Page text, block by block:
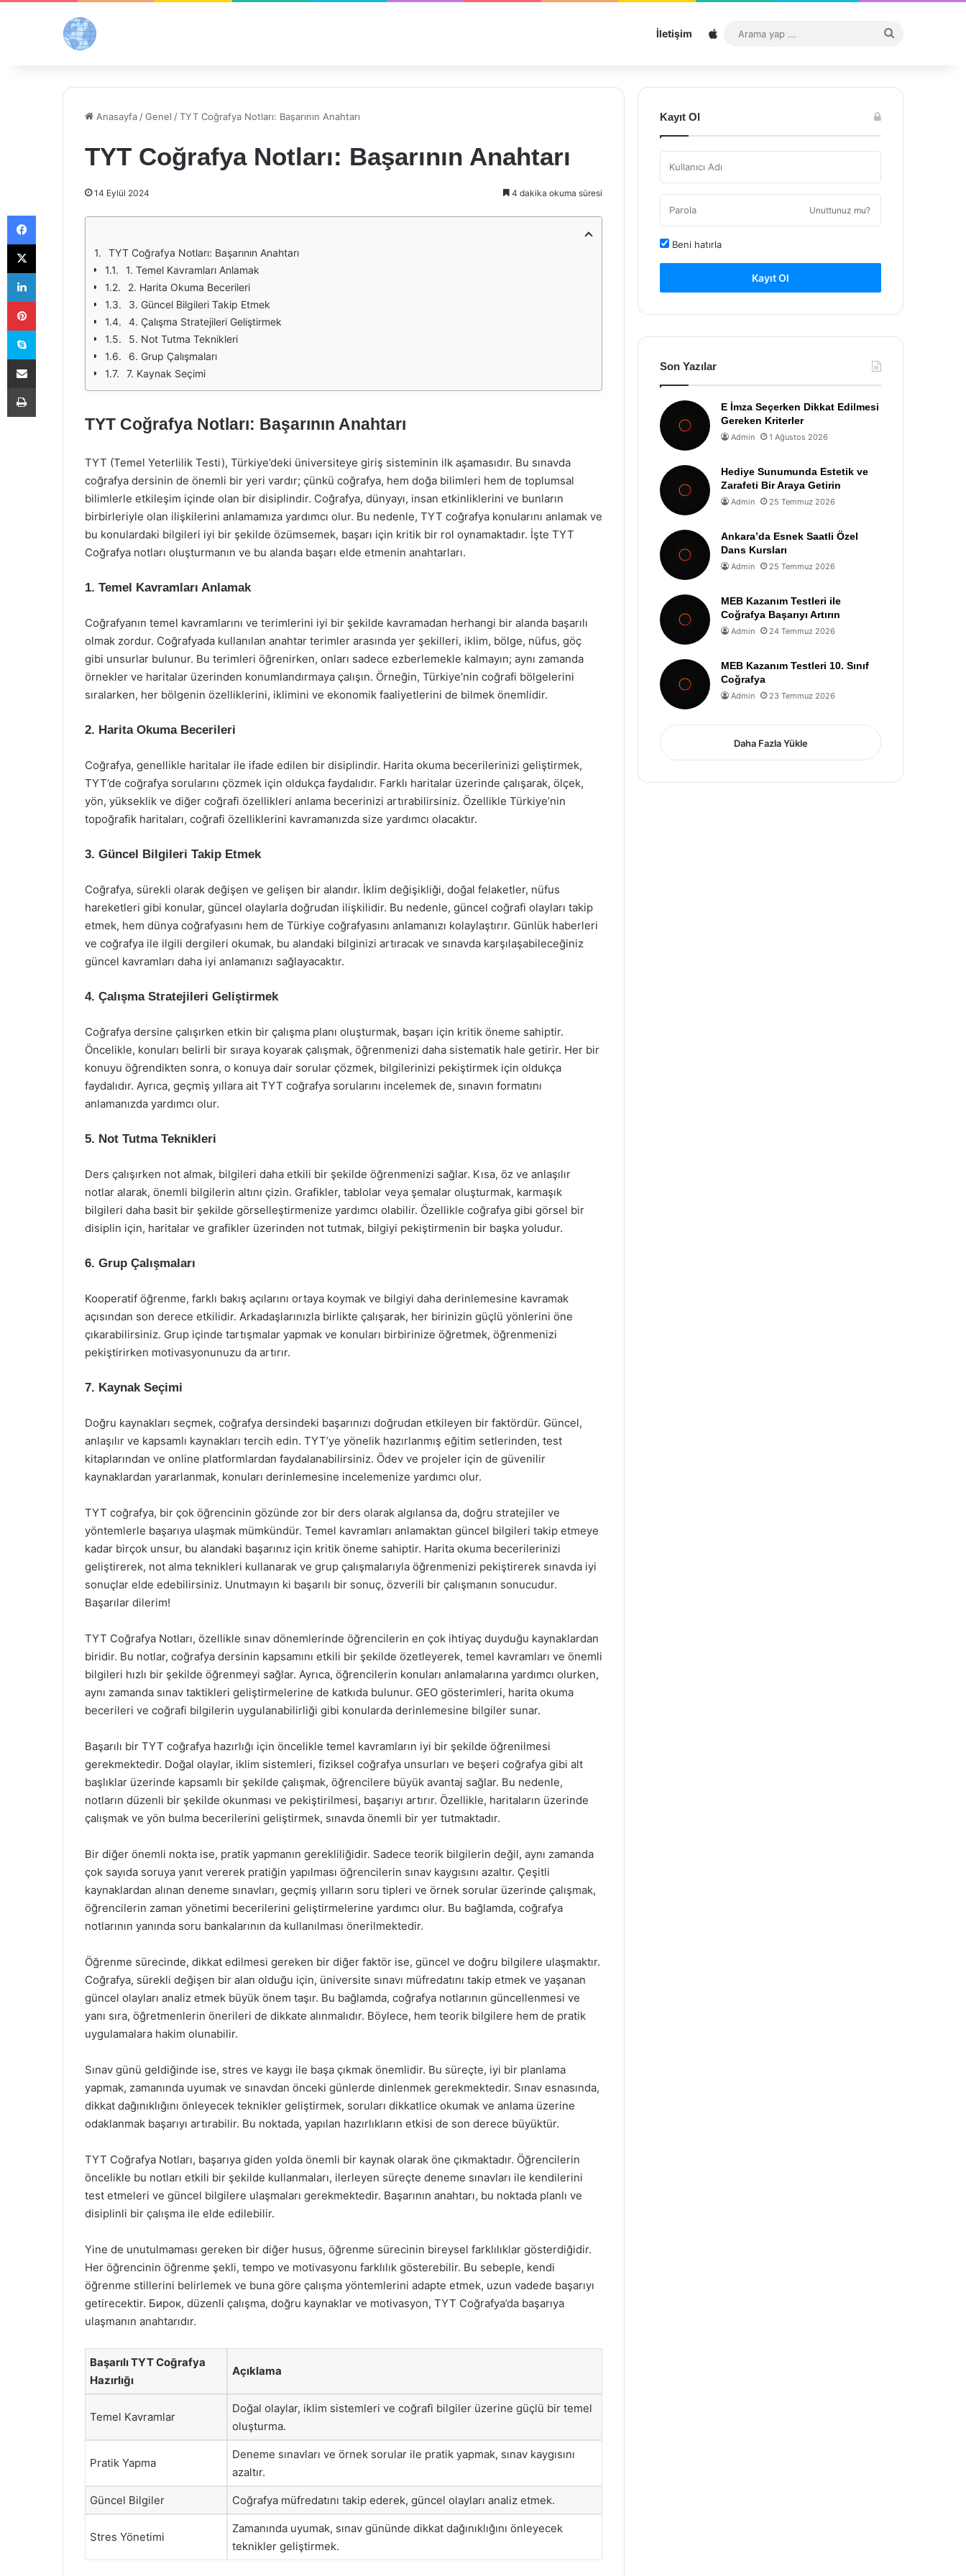
İletişim Sitemap
...
Anasayfa /Genel /TYT Coğrafya Notları: Başarının Anahtarı
TYT Coğrafya Notları: Başarının Anahtarı
14 Eylül 2024 4 dakika okuma süresi
TYT Coğrafya Notları: Başarının Anahtarı
1. Temel Kavramları Anlamak
2. Harita Okuma Becerileri
3. Güncel Bilgileri Takip Etmek
4. Çalışma Stratejileri Geliştirmek
5. Not Tutma Teknikleri
6. Grup Çalışmaları
7. Kaynak Seçimi
TYT Coğrafya Notları: Başarının Anahtarı
TYT (Temel Yeterlilik Testi), Türkiye’deki üniversiteye giriş sisteminin ilk aşamasıdır. Bu sınavda
coğrafya dersinin de önemli bir yeri vardır; çünkü coğrafya, hem doğa bilimleri hem de toplumsal
bilimlerle etkileşim içinde olan bir disiplindir. Coğrafya, dünyayı, insan etkinliklerini ve bunların
birbirleriyle olan ilişkilerini anlamamıza yardımcı olur. Bu nedenle, TYT coğrafya konularını anlamak ve
bu konulardaki bilgileri iyi bir şekilde özümsemek, başarı için kritik bir rol oynamaktadır. İşte TYT
Coğrafya notları oluşturmanın ve bu alanda başarı elde etmenin anahtarları.
1. Temel Kavramları Anlamak
Coğrafyanın temel kavramlarını ve terimlerini iyi bir şekilde kavramadan herhangi bir alanda başarılı
olmak zordur. Coğrafyada kullanılan anahtar terimler arasında yer şekilleri, iklim, bölge, nüfus, göç
gibi unsurlar bulunur. Bu terimleri öğrenirken, onları sadece ezberlemekle kalmayın; aynı zamanda
örnekler ve haritalar üzerinden konumlandırmaya çalışın. Örneğin, Türkiye’nin coğrafi bölgelerini
sıralarken, her bölgenin özelliklerini, iklimini ve ekonomik faaliyetlerini de bilmek önemlidir.
2. Harita Okuma Becerileri
Coğrafya, genellikle haritalar ile ifade edilen bir disiplindir. Harita okuma becerilerinizi geliştirmek,
TYT’de coğrafya sorularını çözmek için oldukça faydalıdır. Farklı haritalar üzerinde çalışarak, ölçek,
yön, yükseklik ve diğer coğrafi özellikleri anlama becerinizi artırabilirsiniz. Özellikle Türkiye’nin
topoğrafik haritaları, coğrafi özelliklerini kavramanızda size yardımcı olacaktır.
3. Güncel Bilgileri Takip Etmek
Coğrafya, sürekli olarak değişen ve gelişen bir alandır. İklim değişikliği, doğal felaketler, nüfus
hareketleri gibi konular, güncel olaylarla doğrudan ilişkilidir. Bu nedenle, güncel coğrafi olayları takip
etmek, hem dünya coğrafyasını hem de Türkiye coğrafyasını anlamanızı kolaylaştırır. Günlük haberleri
ve coğrafya ile ilgili dergileri okumak, bu alandaki bilginizi artıracak ve sınavda karşılaşabileceğiniz
güncel kavramları daha iyi anlamanızı sağlayacaktır.
4. Çalışma Stratejileri Geliştirmek
Coğrafya dersine çalışırken etkin bir çalışma planı oluşturmak, başarı için kritik öneme sahiptir.
Öncelikle, konuları belirli bir sıraya koyarak çalışmak, öğrenmenizi daha sistematik hale getirir. Her bir
konuyu öğrendikten sonra, o konuya dair sorular çözmek, bilgilerinizi pekiştirmek için oldukça
faydalıdır. Ayrıca, geçmiş yıllara ait TYT coğrafya sorularını incelemek de, sınavın formatını
anlamanızda yardımcı olur.
5. Not Tutma Teknikleri
Ders çalışırken not almak, bilgileri daha etkili bir şekilde öğrenmenizi sağlar. Kısa, öz ve anlaşılır
notlar alarak, önemli bilgilerin altını çizin. Grafikler, tablolar veya şemalar oluşturmak, karmaşık
bilgileri daha basit bir şekilde görselleştirmenize yardımcı olabilir. Özellikle coğrafya gibi görsel bir
disiplin için, haritalar ve grafikler üzerinden not tutmak, bilgiyi pekiştirmenin bir başka yoludur.
6. Grup Çalışmaları
Kooperatif öğrenme, farklı bakış açılarını ortaya koymak ve bilgiyi daha derinlemesine kavramak
açısından son derece etkilidir. Arkadaşlarınızla birlikte çalışarak, her birinizin güçlü yönlerini öne
çıkarabilirsiniz. Grup içinde tartışmalar yapmak ve konuları birbirinize öğretmek, öğrenmenizi
pekiştirirken motivasyonunuzu da artırır.
7. Kaynak Seçimi
Doğru kaynakları seçmek, coğrafya dersindeki başarınızı doğrudan etkileyen bir faktördür. Güncel,
anlaşılır ve kapsamlı kaynakları tercih edin. TYT’ye yönelik hazırlanmış eğitim setlerinden, test
kitaplarından ve online platformlardan faydalanabilirsiniz. Ödev ve projeler için de güvenilir
kaynaklardan yararlanmak, konuları derinlemesine incelemenize yardımcı olur.
TYT coğrafya, bir çok öğrencinin gözünde zor bir ders olarak algılansa da, doğru stratejiler ve
yöntemlerle başarıya ulaşmak mümkündür. Temel kavramları anlamaktan güncel bilgileri takip etmeye
kadar birçok unsur, bu alandaki başarınız için kritik öneme sahiptir. Harita okuma becerilerinizi
geliştirerek, not alma teknikleri kullanarak ve grup çalışmalarıyla öğrenmenizi pekiştirerek sınavda iyi
sonuçlar elde edebilirsiniz. Unutmayın ki başarılı bir sonuç, özverili bir çalışmanın sonucudur.
Başarılar dilerim!
TYT Coğrafya Notları, özellikle sınav dönemlerinde öğrencilerin en çok ihtiyaç duyduğu kaynaklardan
biridir. Bu notlar, coğrafya dersinin kapsamını etkili bir şekilde özetleyerek, temel kavramları ve önemli
bilgileri hızlı bir şekilde öğrenmeyi sağlar. Ayrıca, öğrencilerin konuları anlamalarına yardımcı olurken,
aynı zamanda sınav taktikleri geliştirmelerine de katkıda bulunur. GEO gösterimleri, harita okuma
becerileri ve coğrafi bilgilerin uygulanabilirliği gibi konularda derinlemesine bilgiler sunar.
Başarılı bir TYT coğrafya hazırlığı için öncelikle temel kavramların iyi bir şekilde öğrenilmesi
gerekmektedir. Doğal olaylar, iklim sistemleri, fiziksel coğrafya unsurları ve beşeri coğrafya gibi alt
başlıklar üzerinde kapsamlı bir şekilde çalışmak, öğrencilere büyük avantaj sağlar. Bu nedenle,
notların düzenli bir şekilde okunması ve pekiştirilmesi, başarıyı artırır. Özellikle, haritaların üzerinde
çalışmak ve yön bulma becerilerini geliştirmek, sınavda önemli bir yer tutmaktadır.
Bir diğer önemli nokta ise, pratik yapmanın gerekliliğidir. Sadece teorik bilgilerin değil, aynı zamanda
çok sayıda soruya yanıt vererek pratiğin yapılması öğrencilerin sınav kaygısını azaltır. Çeşitli
kaynaklardan alınan deneme sınavları, geçmiş yılların soru tipleri ve örnek sorular üzerinde çalışmak,
öğrencilerin zaman yönetimi becerilerini geliştirmelerine yardımcı olur. Bu bağlamda, coğrafya
notlarının yanında soru bankalarının da kullanılması önerilmektedir.
Öğrenme sürecinde, dikkat edilmesi gereken bir diğer faktör ise, güncel ve doğru bilgilere ulaşmaktır.
Coğrafya, sürekli değişen bir alan olduğu için, üniversite sınavı müfredatını takip etmek ve yaşanan
güncel olayları analiz etmek büyük önem taşır. Bu bağlamda, coğrafya notlarının güncellenmesi ve
yanı sıra, öğretmenlerin önerileri de dikkate alınmalıdır. Böylece, hem teorik bilgilere hem de pratik
uygulamalara hakim olunabilir.
Sınav günü geldiğinde ise, stres ve kaygı ile başa çıkmak önemlidir. Bu süreçte, iyi bir planlama
yapmak, zamanında uyumak ve sınavdan önceki günlerde dinlenmek gerekmektedir. Sınav esnasında,
dikkat dağınıklığını önleyecek teknikler geliştirmek, soruları dikkatlice okumak ve anlama üzerine
odaklanmak başarıyı artırabilir. Bu noktada, yapılan hazırlıkların etkisi de son derece büyüktür.
TYT Coğrafya Notları, başarıya giden yolda önemli bir kaynak olarak öne çıkmaktadır. Öğrencilerin
öncelikle bu notları etkili bir şekilde kullanmaları, ilerleyen süreçte deneme sınavları ile kendilerini
test etmeleri ve güncel bilgilere ulaşmaları gerekmektedir. Başarının anahtarı, bu noktada planlı ve
disiplinli bir çalışma ile elde edilebilir.
Yine de unutulmaması gereken bir diğer husus, öğrenme sürecinin bireysel farklılıklar gösterdiğidir.
Her öğrencinin öğrenme şekli, tempo ve motivasyonu farklılık gösterebilir. Bu sebeple, kendi
öğrenme stillerini belirlemek ve buna göre çalışma yöntemlerini adapte etmek, uzun vadede başarıyı
getirecektir. Бирок, düzenli çalışma, doğru kaynaklar ve motivasyon, TYT Coğrafya’da başarıya
ulaşmanın anahtarıdır.
Başarılı TYT Coğrafya
Hazırlığı
Açıklama
Temel Kavramlar
Doğal olaylar, iklim sistemleri ve coğrafi bilgiler üzerine güçlü bir temel
oluşturma.
Pratik Yapma
Deneme sınavları ve örnek sorular ile pratik yapmak, sınav kaygısını
azaltır.
Güncel Bilgiler Coğrafya müfredatını takip ederek, güncel olayları analiz etmek.
Stres Yönetimi
Zamanında uyumak, sınav gününde dikkat dağınıklığını önleyecek
teknikler geliştirmek.
Kayıt Ol
Unuttunuz mu?
Beni hatırla
Kayıt Ol
Son Yazılar
E İmza Seçerken Dikkat Edilmesi
Gereken Kriterler
Admin 1 Ağustos 2026
Hediye Sunumunda Estetik ve
Zarafeti Bir Araya Getirin
Admin 25 Temmuz 2026
Ankara’da Esnek Saatli Özel
Dans Kursları
Admin 25 Temmuz 2026
MEB Kazanım Testleri ile
Coğrafya Başarıyı Artırın
Admin 24 Temmuz 2026
MEB Kazanım Testleri 10. Sınıf
Coğrafya
Admin 23 Temmuz 2026
Daha Fazla Yükle
Facebook
X
LinkedIn
Pinterest
Skype
E-Posta ile paylaş